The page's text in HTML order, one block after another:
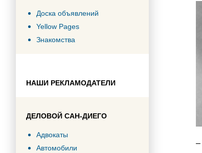
Доска объявлений
Yellow Pages
Знакомства
НАШИ РЕКЛАМОДАТЕЛИ
ДЕЛОВОЙ САН-ДИЕГО
Адвокаты
Автомобили
–